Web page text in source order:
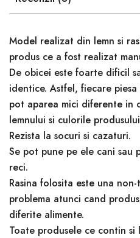
Model realizat din lemn si
produs ce a fost realizat
De obicei este foarte dificil
identice. Astfel, fiecare
pot aparea mici diferente in
lemnului si culorile
Rezista la socuri si cazaturi.
Se pot pune pe ele cani sau
reci.
Rasina folosita este una
problema atunci cand
diferite alimente.
Toate produsele ce contin